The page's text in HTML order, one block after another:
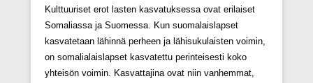
Kulttuuriset erot lasten kasvatuksessa ovat erilaiset
Somaliassa ja Suomessa. Kun suomalaislapset
kasvatetaan lähinnä perheen ja lähisukulaisten voimin,
on somalialaislapset kasvatettu perinteisesti koko
yhteisön voimin. Kasvattajina ovat niin vanhemmat,